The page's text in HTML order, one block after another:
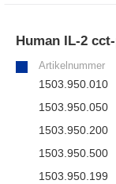
Human IL-2
Artikelnummer
1503.950.010
1503.950.050
1503.950.200
1503.950.500
1503.950.199